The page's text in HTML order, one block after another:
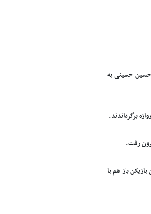
حسین حسینی به
باز هم با